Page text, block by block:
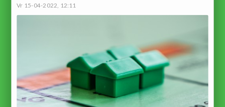
Vr 15-04-2022, 12:11